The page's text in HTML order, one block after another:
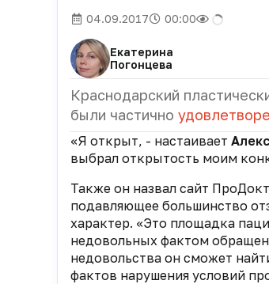
04.09.2017 00:00
Екатерина
Погонцева
Краснодарский
были частично
«Я открыт, - настаивает
выбрал открытость моим
Также он назвал сайт
подавляющее большинство
характер. «Это площадка
недовольных фактом
недовольства он сможет
фактов нарушения условий